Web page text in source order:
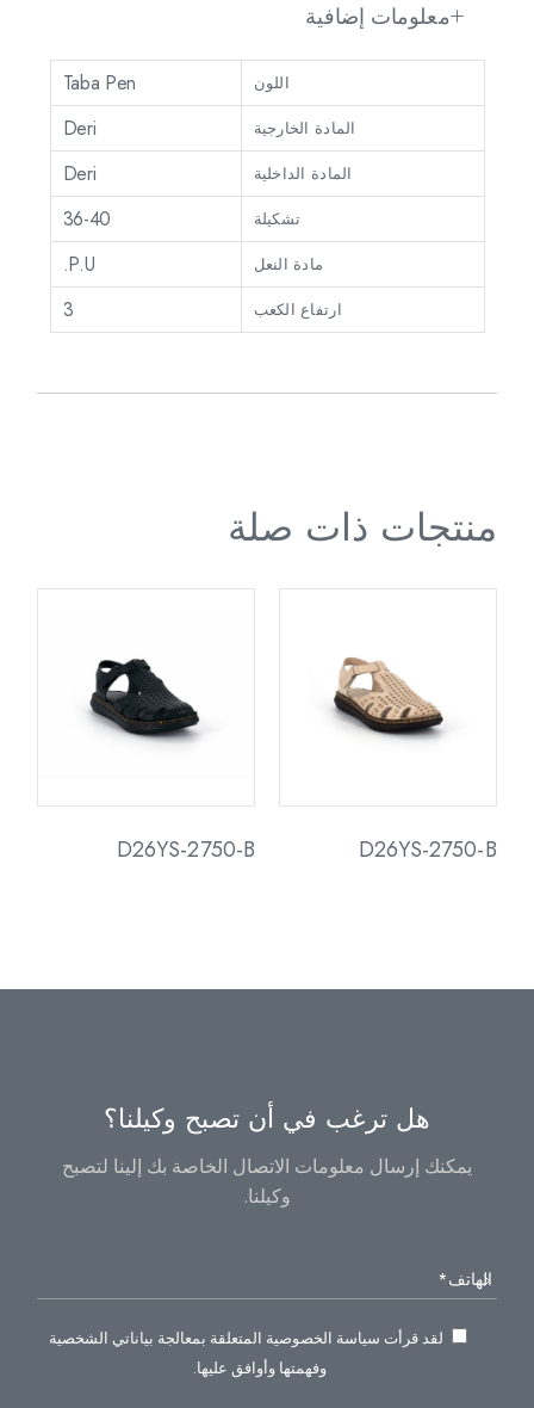
معلومات إضافية
اللون Taba Pen
المادة الخارجية Deri
المادة الداخلية Deri
تشكيلة 36-40
مادة النعل P.U.
ارتفاع الكعب 3
منتجات ذات صلة
D26YS-2750-B
D26YS-2750-B
هل ترغب في أن تصبح وكيلنا؟
يمكنك إرسال معلومات الاتصال الخاصة بك إلينا لتصبح
وكيلنا.
لقد قرأت سياسة الخصوصية المتعلقة بمعالجة بياناتي الشخصية
وفهمتها وأوافق عليها.